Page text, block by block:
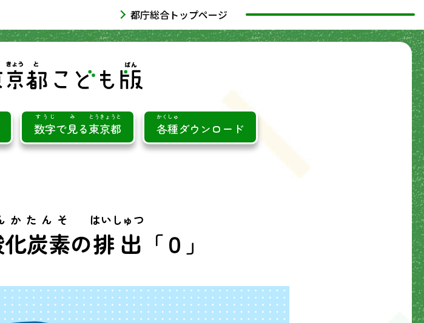
都庁総合トップページ
数字
すうじ
で見
み
る東京都
とうきょうと
各種
かくしゅ
ダウンロード
炭素
かたんそ
の排出
はいしゅつ
「０」